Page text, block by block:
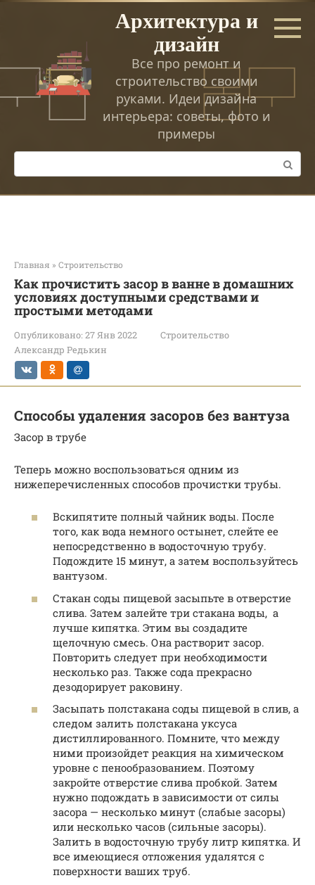
Перейти
Архитектура и
дизайн
Все про ремонт и
строительство своими
руками. Идеи дизайна
интерьера: советы, фото и
примеры
Поиск:
Главная » Строительство
Как прочистить засор в ванне в домашних
условиях доступными средствами и
простыми методами
Опубликовано: 27 Янв 2022
Строительство
Александр Редькин
Способы удаления засоров без вантуза
Засор в трубе
Теперь можно воспользоваться одним из
нижеперечисленных способов прочистки трубы.
Вскипятите полный чайник воды. После
того, как вода немного остынет, слейте ее
непосредственно в водосточную трубу.
Подождите 15 минут, а затем воспользуйтесь
вантузом.
Стакан соды пищевой засыпьте в отверстие
слива. Затем залейте три стакана воды, а
лучше кипятка. Этим вы создадите
щелочную смесь. Она растворит засор.
Повторить следует при необходимости
несколько раз. Также сода прекрасно
дезодорирует раковину.
Засыпать полстакана соды пищевой в слив, а
следом залить полстакана уксуса
дистиллированного. Помните, что между
ними произойдет реакция на химическом
уровне с пенообразованием. Поэтому
закройте отверстие слива пробкой. Затем
нужно подождать в зависимости от силы
засора — несколько минут (слабые засоры)
или несколько часов (сильные засоры).
Залить в водосточную трубу литр кипятка. И
все имеющиеся отложения удалятся с
поверхности ваших труб.